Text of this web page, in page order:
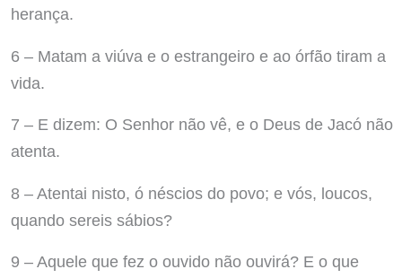
herança.
6 – Matam a viúva e o estrangeiro e ao órfão tiram a
vida.
7 – E dizem: O Senhor não vê, e o Deus de Jacó não
atenta.
8 – Atentai nisto, ó néscios do povo; e vós, loucos,
quando sereis sábios?
9 – Aquele que fez o ouvido não ouvirá? E o que